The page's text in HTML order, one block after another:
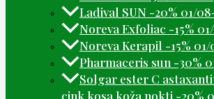
Ladival SUN -20% 01/
Noreva Exfoliac -15%
Noreva Kerapil -15%
Pharmaceris sun -30%
Solgar ester C
cink kosa koža nokti -20%